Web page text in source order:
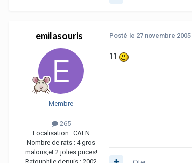
emilasouris
Membre
265
Localisation : CAEN
Nombre de rats : 4 gros
malous,et 2 jolies puces!
Posté le 27 novembre 2005
11